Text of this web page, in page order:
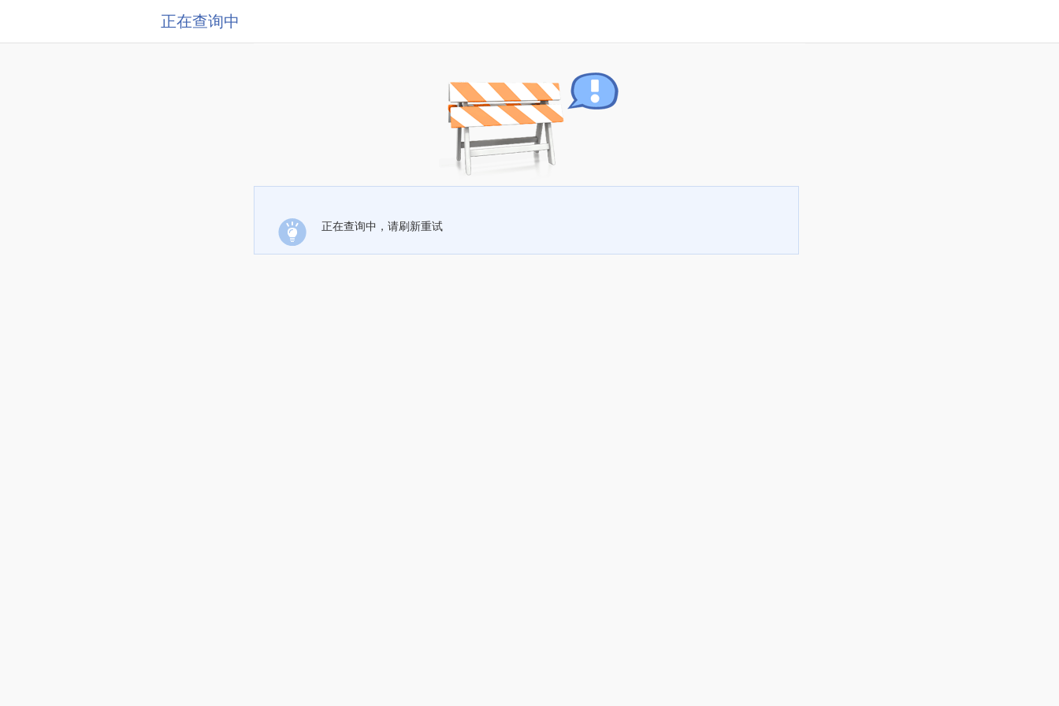
正在查询中
正在查询中，请刷新重试